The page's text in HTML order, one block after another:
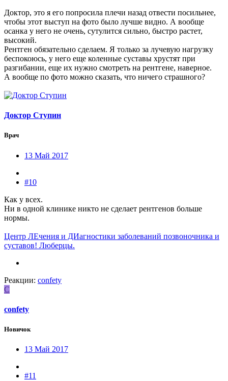
Доктор, это я его попросила плечи назад отвести посильнее,
чтобы этот выступ на фото было лучше видно. А вообще
осанка у него не очень, сутулится сильно, быстро растет,
высокий.
Рентген обязательно сделаем. Я только за лучевую нагрузку
беспокоюсь, у него еще коленные суставы хрустят при
разгибании, еще их нужно смотреть на рентгене, наверное.
А вообще по фото можно сказать, что ничего страшного?
Доктор Ступин
Врач
13 Май 2017
#10
Как у всех.
Ни в одной клинике никто не сделает рентгенов больше
нормы.
Центр ЛЕчения и ДИагностики заболеваний позвоночника и
суставов! Люберцы.
Реакции: confety
C
confety
Новичок
13 Май 2017
#11